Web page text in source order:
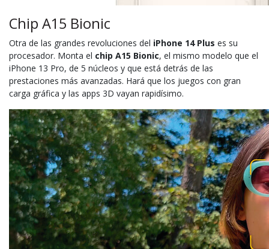
Chip A15 Bionic
Otra de las grandes revoluciones del iPhone 14 Plus es su
procesador. Monta el chip A15 Bionic, el mismo modelo que el
iPhone 13 Pro, de 5 núcleos y que está detrás de las
prestaciones más avanzadas. Hará que los juegos con gran
carga gráfica y las apps 3D vayan rapidísimo.